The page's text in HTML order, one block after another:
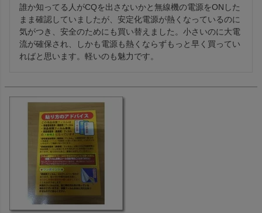
誰か知ってる人がCQを出さないかと無線機の電源をONした
まま確認していましたが、安定化電源が熱くなっているのに
気がつき、安全のためにも買い替えました。小さいのに大電
流が確保され、しかも電源も熱くならずもっと早く買ってい
ればと思います。軽いのも魅力です。